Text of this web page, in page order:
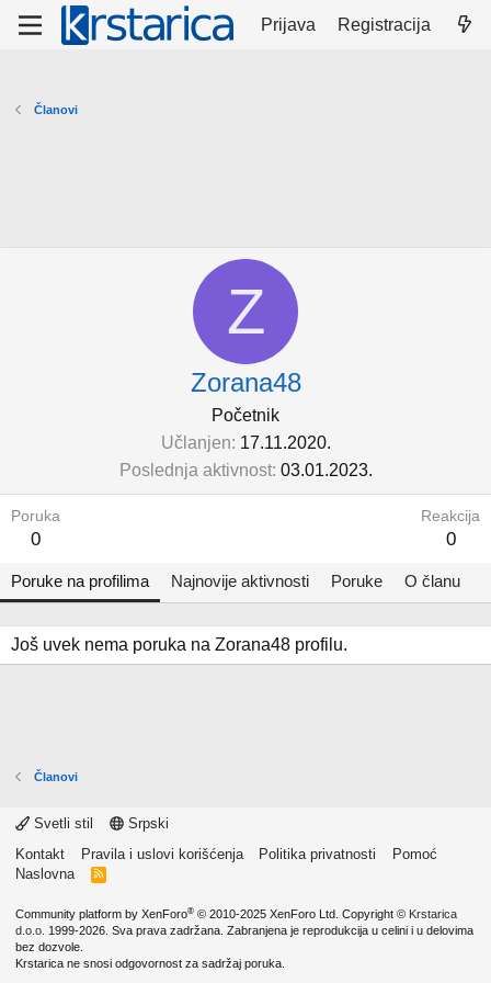
Prijava Registracija
Članovi
Z
Zorana48
Početnik
Učlanjen 17.11.2020.
Poslednja aktivnost 03.01.2023.
Poruka
0
Reakcija
0
Poruke na profilima Najnovije aktivnosti Poruke O članu
Još uvek nema poruka na Zorana48 profilu.
Članovi
Svetli stil
Srpski
Kontakt
Pravila i uslovi korišćenja Politika privatnosti
Pomoć
Naslovna
R
Community platform by XenForo® © 2010-2025 XenForo Ltd. Copyright © Krstarica
d.o.o. 1999-2026. Sva prava zadržana. Zabranjena je reprodukcija u celini i u delovima
bez dozvole.
Krstarica ne snosi odgovornost za sadržaj poruka.